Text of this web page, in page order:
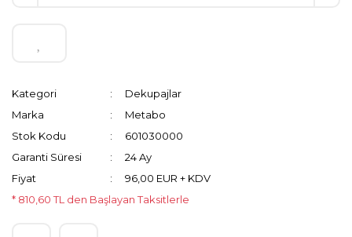
Kategori
Dekupajlar
Marka
Metabo
Stok Kodu
601030000
Garanti Süresi
24 Ay
Fiyat
96,00 EUR + KDV
* 810,60 TL den Başlayan Taksitlerle